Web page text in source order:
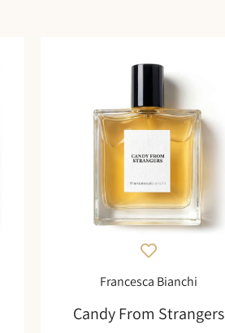
Francesca Bianchi
Candy From Strangers